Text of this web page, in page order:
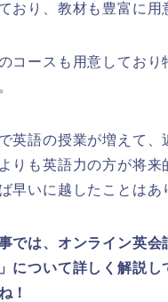
おり、教材も豊富に用
コースも用意してお
英語の授業が増えて
りも英語力の方が将
早いに越したことはあ
では、オンライン英
について詳しく解説
！